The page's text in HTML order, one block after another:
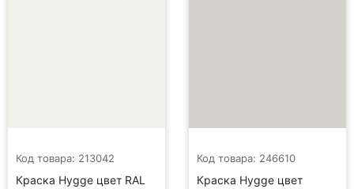
Код товара: 213042
Краска Hygge цвет RAL
Код товара: 246610
Краска Hygge цвет